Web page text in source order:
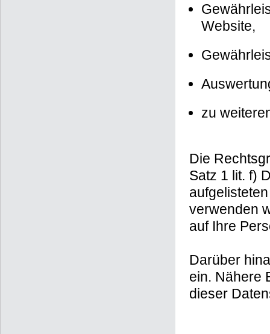
Website,
zu
Die
Satz 1 lit. f)
verwenden
auf Ihre
Darüber
ein. Nähere
dieser